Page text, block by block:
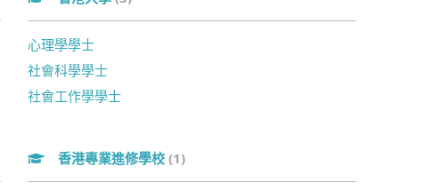
心理學學士
社會科學學士
社會工作學學士
香港專業進修學校(1)